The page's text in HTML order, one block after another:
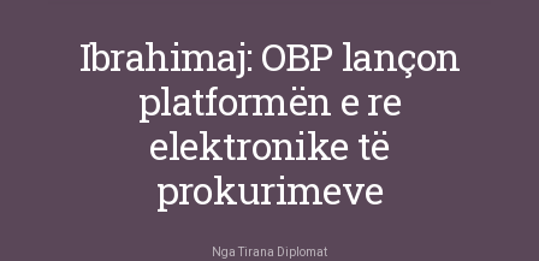
Ibrahimaj: OBP lançon
platformën e re
elektronike të
prokurimeve
Nga Tirana Diplomat